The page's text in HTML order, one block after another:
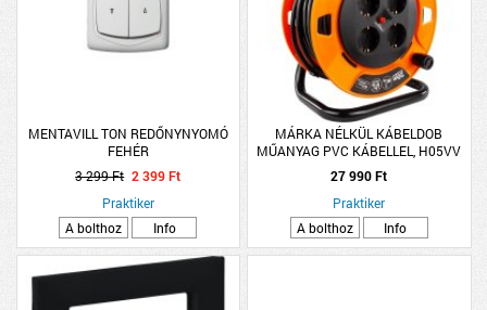
MENTAVILL TON REDŐNYNYOMÓ
FEHÉR
3 299 Ft 2 399 Ft
Praktiker
A bolthoz
Info
MÁRKA NÉLKÜL KÁBELDOB
MŰANYAG PVC KÁBELLEL, H05VV
3X1,5, 20M, 4 DUGALJ, IP20
27 990 Ft
Praktiker
A bolthoz
Info